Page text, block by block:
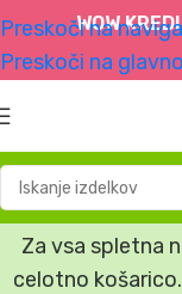
WOW
Preskoči na
Preskoči na
Za vsa spletna
celotno